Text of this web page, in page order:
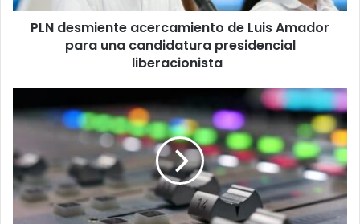
candidatura
presidencial
liberacionista
PLN desmiente acercamiento de Luis Amador
para una candidatura presidencial
liberacionista
asegura
continuidad
servicio
a
concesionarios